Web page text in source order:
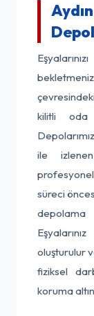
kilitli oda
ile
süreci
oluşturulur
fiziksel
koruma